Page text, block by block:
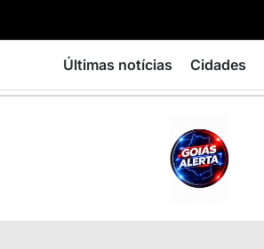
Últimas notícias Cidades